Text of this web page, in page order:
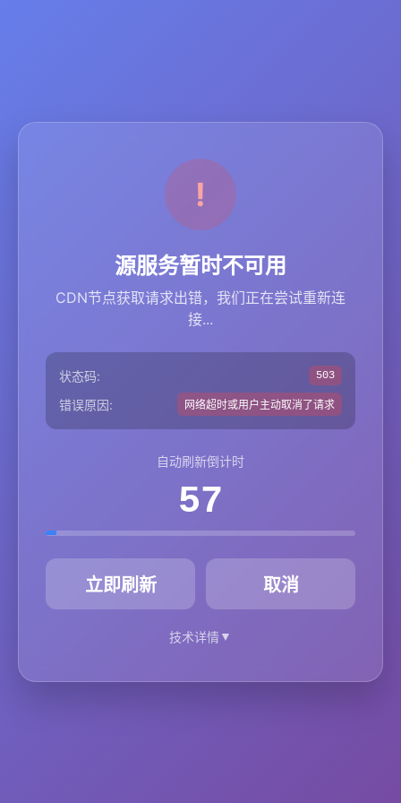
源服务暂时不可用
CDN节点获取请求出错，我们正在尝试重新连
接...
状态码: 503
错误原因: 网络超时或用户主动取消了请求
自动刷新倒计时
57
立即刷新 取消
技术详情▼